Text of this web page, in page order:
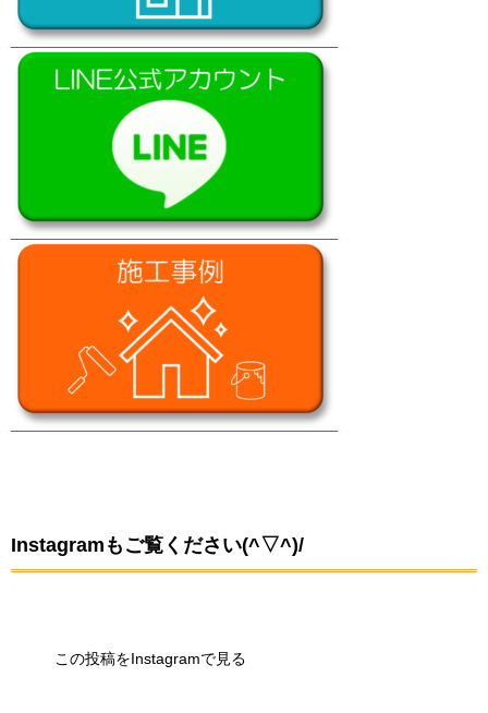
Instagramもご覧ください(^▽^)/
この投稿をInstagramで見る